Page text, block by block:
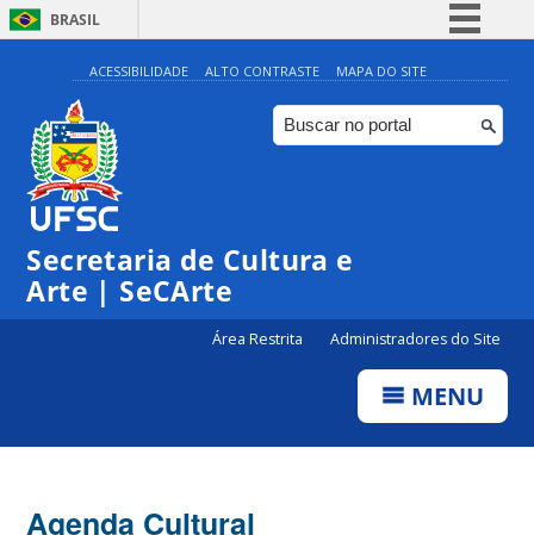
BRASIL
Simplifique!
Comunica BR
Participe
ACESSIBILIDADE ALTO CONTRASTE MAPA DO SITE
Secretaria de Cultura e
Arte | SeCArte
Área Restrita Administradores do Site
MENU
Agenda Cultural